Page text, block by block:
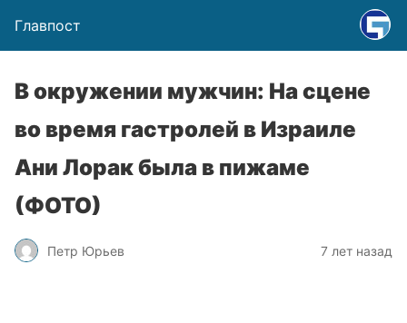
Главпост
В окружении мужчин: На сцене
во время гастролей в Израиле
Ани Лорак была в пижаме
(ФОТО)
Петр Юрьев 7 лет назад